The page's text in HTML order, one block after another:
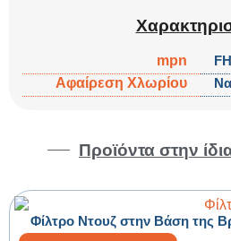
mpn
Αφαίρεση Χλωρίου
Προϊόντα στην
Φίλτρο Ντουζ στην Βάση της